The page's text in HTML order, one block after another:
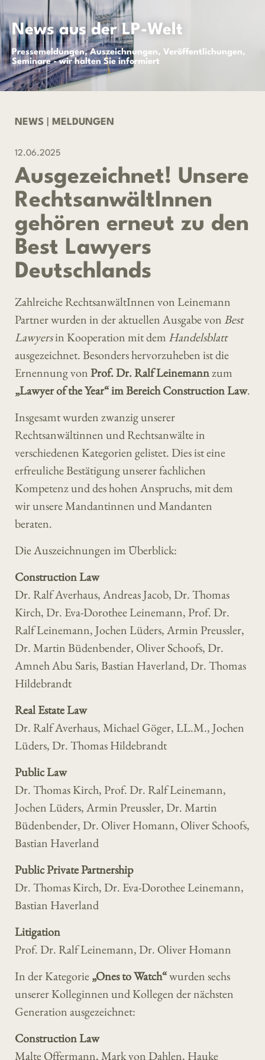
News aus der LP-Welt
Pressemeldungen, Auszeichnungen, Veröffentlichungen,
Seminare - wir halten Sie informiert
NEWS MELDUNGEN
12.06.2025
Ausgezeichnet! Unsere
RechtsanwältInnen
gehören erneut zu den
Best Lawyers
Deutschlands
Zahlreiche RechtsanwältInnen von Leinemann
Partner wurden in der aktuellen Ausgabe vonBest
Lawyersin Kooperation mit dem Handelsblatt
ausgezeichnet. Besonders hervorzuheben ist die
Ernennung vonProf. Dr. Ralf Leinemannzum
„Lawyer of the Year“ im Bereich Construction Law.
Insgesamt wurden zwanzig unserer
Rechtsanwältinnen und Rechtsanwälte in
verschiedenen Kategorien gelistet. Dies ist eine
erfreuliche Bestätigung unserer fachlichen
Kompetenz und des hohen Anspruchs, mit dem
wir unsere Mandantinnen und Mandanten
beraten.
Die Auszeichnungen im Überblick:
Construction Law
Dr. Ralf Averhaus, Andreas Jacob, Dr. Thomas
Kirch, Dr. Eva-Dorothee Leinemann, Prof. Dr.
Ralf Leinemann, Jochen Lüders, Armin Preussler,
Dr. Martin Büdenbender, Oliver Schoofs, Dr.
Amneh Abu Saris, Bastian Haverland, Dr. Thomas
Hildebrandt
Real Estate Law
Dr. Ralf Averhaus, Michael Göger, LL.M., Jochen
Lüders, Dr. Thomas Hildebrandt
Public Law
Dr. Thomas Kirch, Prof. Dr. Ralf Leinemann,
Jochen Lüders, Armin Preussler, Dr. Martin
Büdenbender, Dr. Oliver Homann, Oliver Schoofs,
Bastian Haverland
Public Private Partnership
Dr. Thomas Kirch, Dr. Eva-Dorothee Leinemann,
Bastian Haverland
Litigation
Prof. Dr. Ralf Leinemann, Dr. Oliver Homann
In der Kategorie„Ones to Watch“wurden sechs
unserer Kolleginnen und Kollegen der nächsten
Generation ausgezeichnet:
Construction Law
Malte Offermann, Mark von Dahlen, Hauke